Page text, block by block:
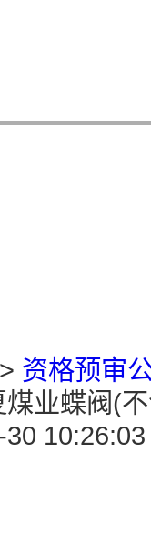
> 资格预审
煤业蝶阀(
30